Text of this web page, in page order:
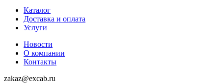
Каталог
Доставка и оплата
Услуги
Новости
О компании
Контакты
zakaz@excab.ru